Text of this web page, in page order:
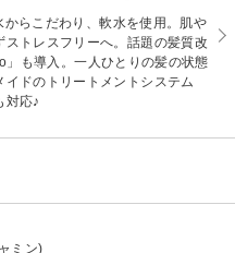
からこだわり、軟水を使用。肌や
ストレスフリーへ。話題の髪質改
も導入。一人ひとりの髪の状態
イドのトリートメントシステム
対応♪
ミン)